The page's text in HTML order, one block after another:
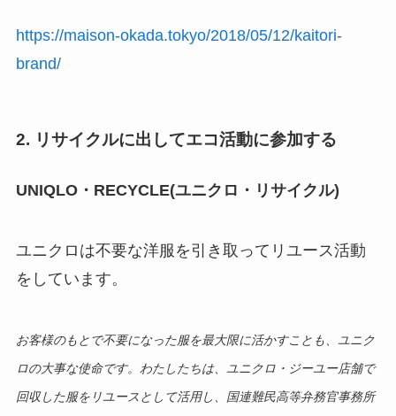
https://maison-okada.tokyo/2018/05/12/kaitori-
brand/
2. リサイクルに出してエコ活動に参加する
UNIQLO・RECYCLE(ユニクロ・リサイクル)
ユニクロは不要な洋服を引き取ってリユース活動
をしています。
お客様のもとで不要になった服を最大限に活かすことも、ユニク
ロの大事な使命です。わたしたちは、ユニクロ・ジーユー店舗で
回収した服をリユースとして活用し、国連難民高等弁務官事務所